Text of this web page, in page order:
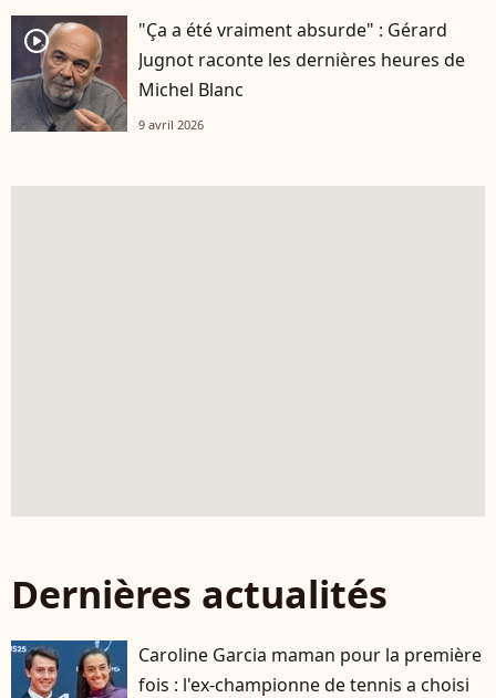
player2
"Ça a été vraiment absurde" : Gérard
Jugnot raconte les dernières heures de
Michel Blanc
9 avril 2026
Dernières actualités
Caroline Garcia maman pour la première
fois : l'ex-championne de tennis a choisi